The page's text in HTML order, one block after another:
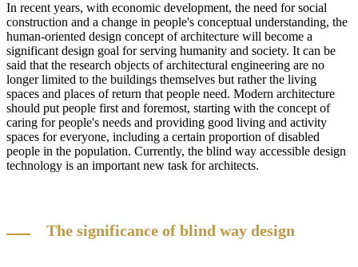
In recent years, with economic development, the need for social
construction and a change in people's conceptual understanding, the
human-oriented design concept of architecture will become a
significant design goal for serving humanity and society. It can be
said that the research objects of architectural engineering are no
longer limited to the buildings themselves but rather the living
spaces and places of return that people need. Modern architecture
should put people first and foremost, starting with the concept of
caring for people's needs and providing good living and activity
spaces for everyone, including a certain proportion of disabled
people in the population. Currently, the blind way accessible design
technology is an important new task for architects.
The significance of blind way design